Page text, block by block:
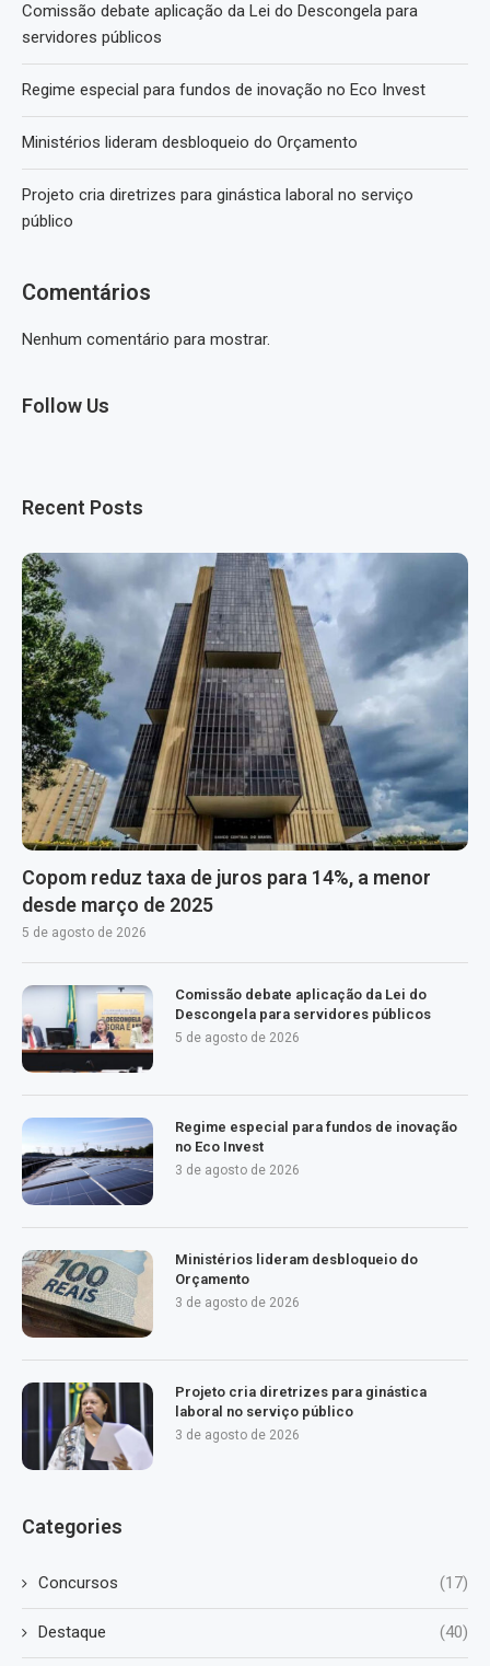
Comissão debate aplicação da Lei do Descongela para
servidores públicos
Regime especial para fundos de inovação no Eco Invest
Ministérios lideram desbloqueio do Orçamento
Projeto cria diretrizes para ginástica laboral no serviço
público
Comentários
Nenhum comentário para mostrar.
Follow Us
Recent Posts
Copom reduz taxa de juros para 14%, a menor
desde março de 2025
5 de agosto de 2026
Comissão debate aplicação da Lei do
Descongela para servidores públicos
5 de agosto de 2026
Regime especial para fundos de inovação
no Eco Invest
3 de agosto de 2026
Ministérios lideram desbloqueio do
Orçamento
3 de agosto de 2026
Projeto cria diretrizes para ginástica
laboral no serviço público
3 de agosto de 2026
Categories
Concursos (17)
Destaque (40)